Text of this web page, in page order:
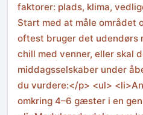
faktorer: plads, klima,
Start med at måle området
oftest bruger det udendørs
chill med venner, eller skal
middagsselskaber under
du vurdere:</p> <ul>
omkring 4–6 gæster i en